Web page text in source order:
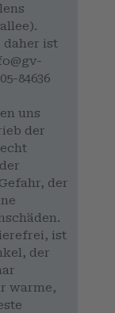
daher ist
84636
uns
der
der
ist
der
warme,